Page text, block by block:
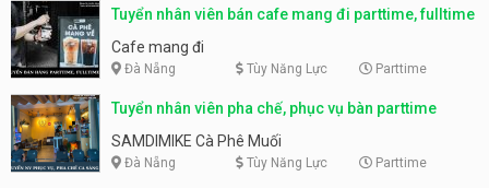
Tuyển nhân viên bán cafe mang đi parttime, fulltime
Cafe mang đi
Đà Nẵng Tùy Năng Lực Parttime
Tuyển nhân viên pha chế, phục vụ bàn parttime
SAMDIMIKE Cà Phê Muối
Đà Nẵng Tùy Năng Lực Parttime